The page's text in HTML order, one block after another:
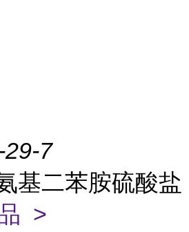
7
基二苯胺硫酸盐
>